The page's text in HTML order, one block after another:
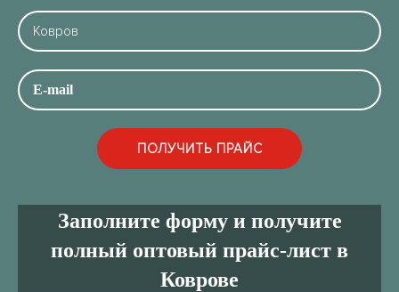
Заполните форму и получите
полный оптовый прайс-лист в
Коврове